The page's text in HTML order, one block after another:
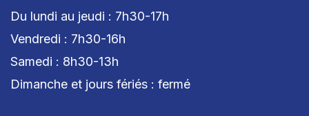
Du lundi au jeudi : 7h30-17h
Vendredi : 7h30-16h
Samedi : 8h30-13h
Dimanche et jours fériés : fermé